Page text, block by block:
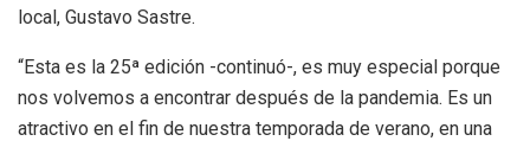
local, Gustavo Sastre.
“Esta es la 25ª edición -continuó-, es muy especial porque
nos volvemos a encontrar después de la pandemia. Es un
atractivo en el fin de nuestra temporada de verano, en una